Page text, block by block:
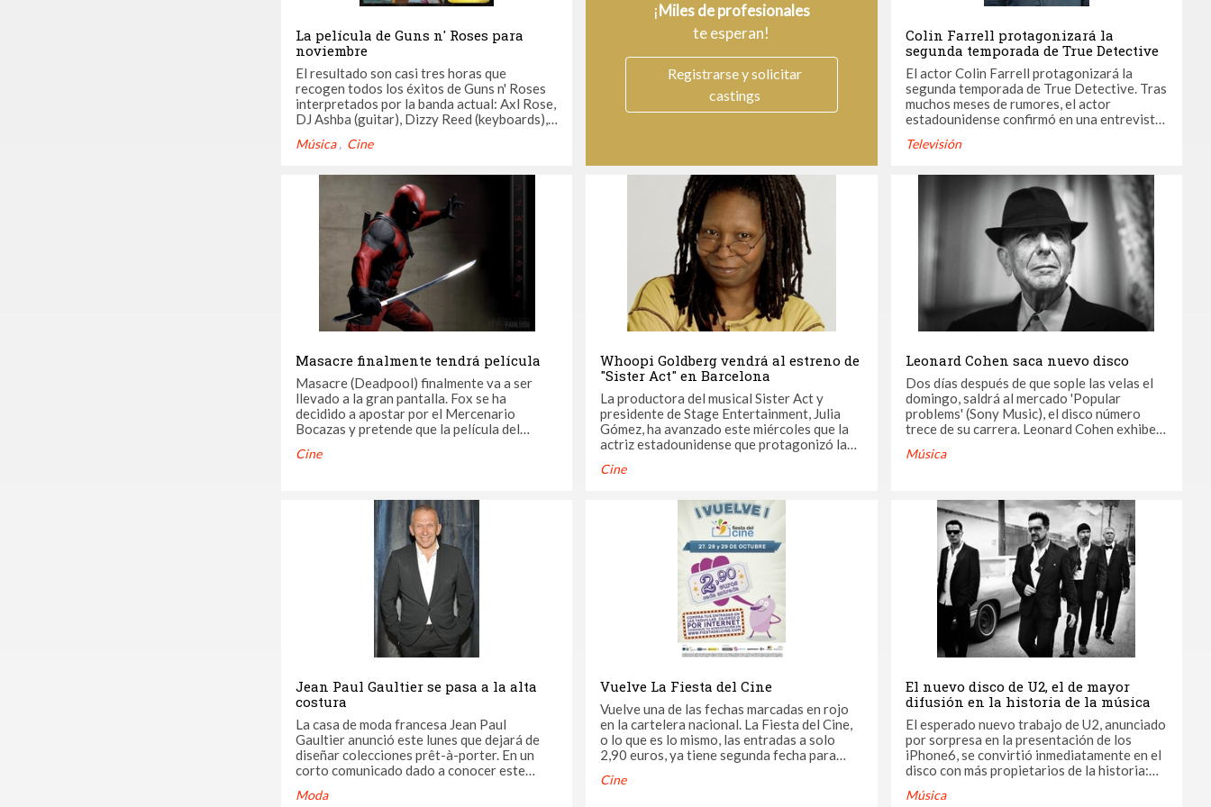
La película de Guns n' Roses para
noviembre
El resultado son casi tres horas que
recogen todos los éxitos de Guns n' Roses
interpretados por la banda actual: Axl Rose,
DJ Ashba (guitar), Dizzy Reed (keyboards),
(guitar), Ron "Bumblefoot" Thal (guitar),
(drums). Este próximo 4 de noviembre se
pone a la venta ...
Música Cine
¡Miles de profesionales
te esperan!
Registrarse y solicitar
castings
Colin Farrell protagonizará la
segunda temporada de True Detective
El actor Colin Farrell protagonizará la
segunda temporada de True Detective. Tras
muchos meses de rumores, el actor
estadounidense confirmó en una entrevista
serie de Nic Pizzolato, que tendrá ocho
"Estoy muy entusiasmado", ha dicho el actor.
Televisión
Masacre finalmente tendrá película
Masacre (Deadpool) finalmente va a ser
llevado a la gran pantalla. Fox se ha
decidido a apostar por el Mercenario
Bocazas y pretende que la película del
Masacre, por fin, tendrá una película. Tras
que el Mercenario ...
Cine
Whoopi Goldberg vendrá al estreno de
"Sister Act" en Barcelona
La productora del musical Sister Act y
presidente de Stage Entertainment, Julia
Gómez, ha avanzado este miércoles que la
actriz estadounidense que protagonizó la
Goldberg, acudirá a Barcelona el 24 de
tiene miedo a los aviones». En declaraciones
a Europa Press, ha ...
Cine
Leonard Cohen saca nuevo disco
Dos días después de que sople las velas el
domingo, saldrá al mercado 'Popular
problems' (Sony Music), el disco número
trece de su carrera. Leonard Cohen exhibe
toda vez que su talento está en plena
'Hallelujah' ...
Música
Jean Paul Gaultier se pasa a la alta
costura
La casa de moda francesa Jean Paul
Gaultier anunció este lunes que dejará de
diseñar colecciones prêt-à-porter. En un
corto comunicado dado a conocer este
ahora se concentrará en el lucrativo mundo
Moda
Vuelve La Fiesta del Cine
Vuelve una de las fechas marcadas en rojo
en la cartelera nacional. La Fiesta del Cine,
o lo que es lo mismo, las entradas a solo
2,90 euros, ya tiene segunda fecha para
el país durante los días 27, 28 y 29 de
Cine
El nuevo disco de U2, el de mayor
difusión en la historia de la música
El esperado nuevo trabajo de U2, anunciado
por sorpresa en la presentación de los
iPhone6, se convirtió inmediatamente en el
disco con más propietarios de la historia:
automática en las bibliotecas de los más de
Música